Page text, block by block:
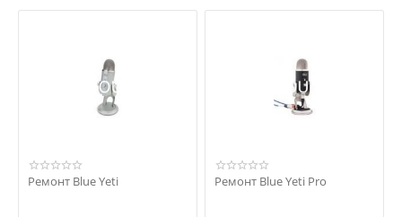
Ремонт Blue Yeti Ремонт Blue Yeti Pro